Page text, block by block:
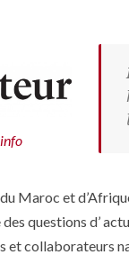
Maroc et
questions d’
et collaborateurs